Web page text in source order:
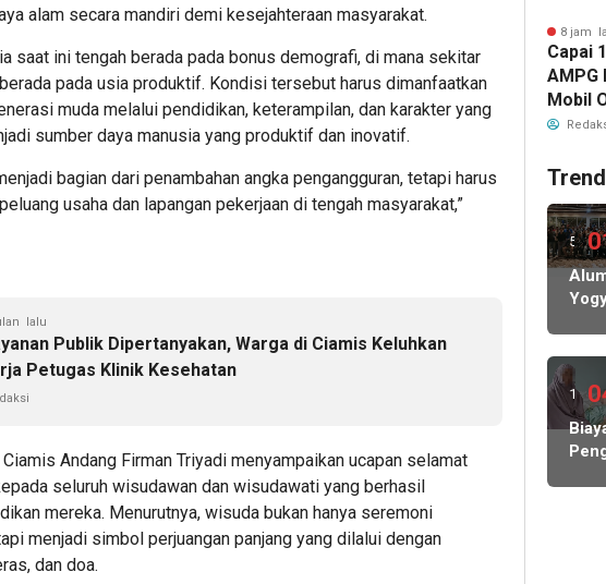
alam secara mandiri demi kesejahteraan masyarakat.
saat ini tengah berada pada bonus demografi, di mana sekitar
pada usia produktif. Kondisi tersebut harus dimanfaatkan
muda melalui pendidikan, keterampilan, dan karakter yang
sumber daya manusia yang produktif dan inovatif.
bagian dari penambahan angka pengangguran, tetapi harus
usaha dan lapangan pekerjaan di tengah masyarakat,”
lalu
Publik Dipertanyakan, Warga di Ciamis Keluhkan
Petugas Klinik Kesehatan
Andang Firman Triyadi menyampaikan ucapan selamat
seluruh wisudawan dan wisudawati yang berhasil
mereka. Menurutnya, wisuda bukan hanya seremoni
menjadi simbol perjuangan panjang yang dilalui dengan
dan doa.
8 jam
Capai
AMPG
Mobil
Bahlil
5
hari
lalu
17
jam
lalu